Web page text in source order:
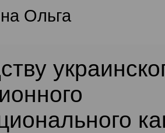
Ольга